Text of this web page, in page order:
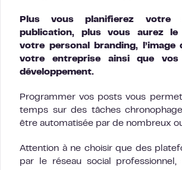
Plus vous planifierez votre
publication, plus vous aurez
votre personal branding, l’image
votre entreprise ainsi que
développement.
Programmer vos posts vous
temps sur des tâches
être automatisée par de nombreux
Attention à ne choisir que des
par le réseau social